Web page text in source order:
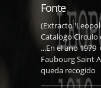
Fonte
(Extracto
Catalogo Circulo
...En el ano
Faubourg Saint
queda recogido